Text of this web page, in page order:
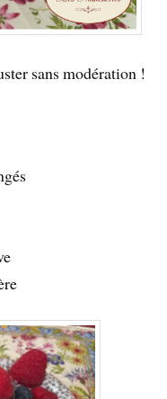
sans modération !